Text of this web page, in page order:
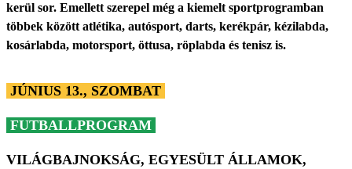
kerül sor. Emellett szerepel még a kiemelt sportprogramban
többek között atlétika, autósport, darts, kerékpár, kézilabda,
kosárlabda, motorsport, öttusa, röplabda és tenisz is.
JÚNIUS 13., SZOMBAT
FUTBALLPROGRAM
VILÁGBAJNOKSÁG, EGYESÜLT ÁLLAMOK,